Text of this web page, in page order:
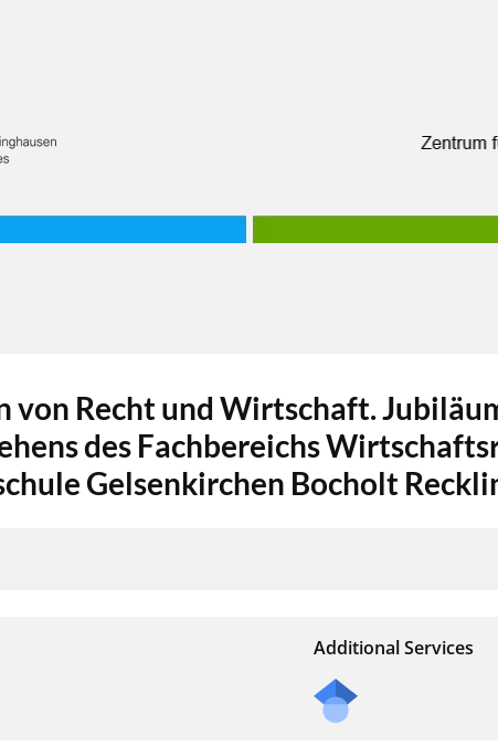
von Recht und Wirtschaft.
des Fachbereichs
Gelsenkirchen Bocholt
Additional Services